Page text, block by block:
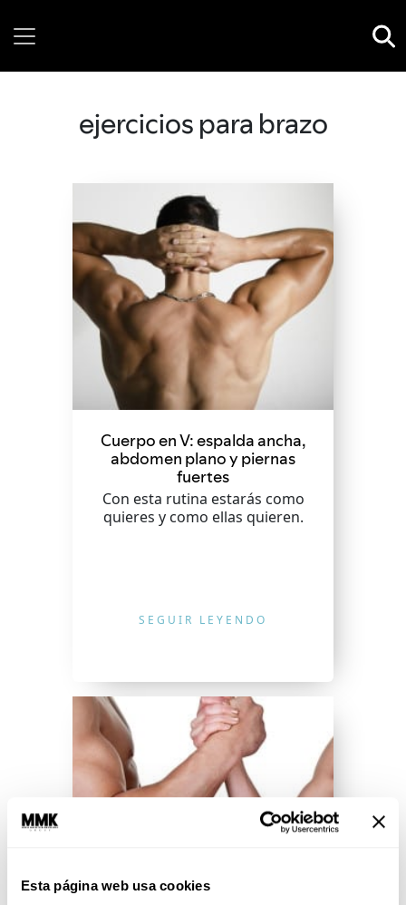
Esta página web usa cookies
ejercicios para brazo
Cuerpo en V: espalda ancha,
abdomen plano y piernas
fuertes
Con esta rutina estarás como
quieres y como ellas quieren.
SEGUIR LEYENDO